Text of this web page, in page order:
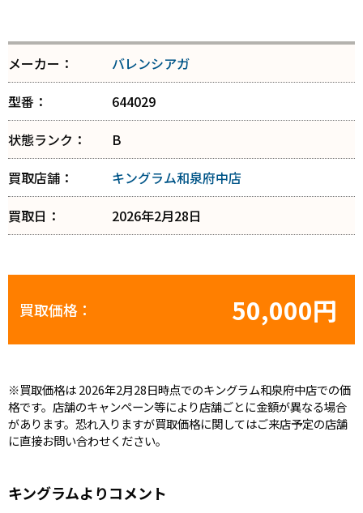
メーカー：
バレンシアガ
型番：
644029
状態ランク：
B
買取店舗：
キングラム和泉府中店
買取日：
2026年2月28日
買取価格： 50,000円
※買取価格は 2026年2月28日時点でのキングラム和泉府中店での価
格です。店舗のキャンペーン等により店舗ごとに金額が異なる場合
があります。恐れ入りますが買取価格に関してはご来店予定の店舗
に直接お問い合わせください。
キングラムよりコメント